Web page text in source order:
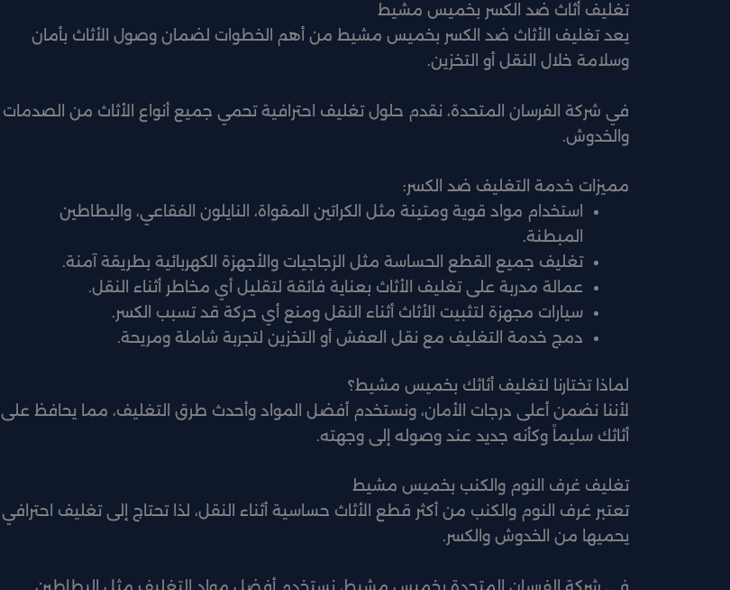
تغليف أثاث ضد الكسر بخميس مشيط
يعد تغليف الأثاث ضد الكسر بخميس مشيط من أهم الخطوات لضمان وصول الأثاث بأمان
وسلامة خلال النقل أو التخزين.
في شركة الفرسان المتحدة، نقدم حلول تغليف احترافية تحمي جميع أنواع الأثاث من الصدمات
والخدوش.
مميزات خدمة التغليف ضد الكسر:
استخدام مواد قوية ومتينة مثل الكراتين المقواة، النايلون الفقاعي، والبطاطين
المبطنة.
تغليف جميع القطع الحساسة مثل الزجاجيات والأجهزة الكهربائية بطريقة آمنة.
عمالة مدربة على تغليف الأثاث بعناية فائقة لتقليل أي مخاطر أثناء النقل.
سيارات مجهزة لتثبيت الأثاث أثناء النقل ومنع أي حركة قد تسبب الكسر.
دمج خدمة التغليف مع نقل العفش أو التخزين لتجربة شاملة ومريحة.
لماذا تختارنا لتغليف أثاثك بخميس مشيط؟
لأننا نضمن أعلى درجات الأمان، ونستخدم أفضل المواد وأحدث طرق التغليف، مما يحافظ على
أثاثك سليماً وكأنه جديد عند وصوله إلى وجهته.
تغليف غرف النوم والكنب بخميس مشيط
تعتبر غرف النوم والكنب من أكثر قطع الأثاث حساسية أثناء النقل، لذا تحتاج إلى تغليف احترافي
يحميها من الخدوش والكسر.
في شركة الفرسان المتحدة بخميس مشيط، نستخدم أفضل مواد التغليف مثل البطاطين